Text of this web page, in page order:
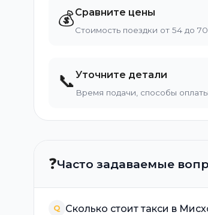
💰Сравните цены
Стоимость поездки от 54 до
📞Уточните детали
Время подачи, способы
❓Часто задаваемые
Q Сколько стоит такси в